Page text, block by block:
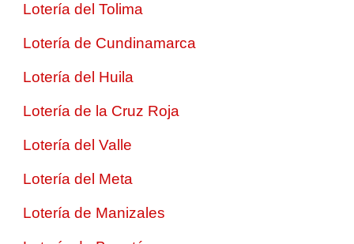
Lotería del Tolima
Lotería de Cundinamarca
Lotería del Huila
Lotería de la Cruz Roja
Lotería del Valle
Lotería del Meta
Lotería de Manizales